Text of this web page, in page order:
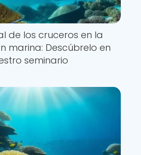
de los cruceros en la
marina: Descúbrelo en
seminario